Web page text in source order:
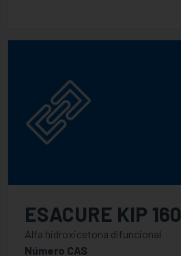
ESACURE KIP 160
Alfa hidroxicetona difuncional
Número CAS